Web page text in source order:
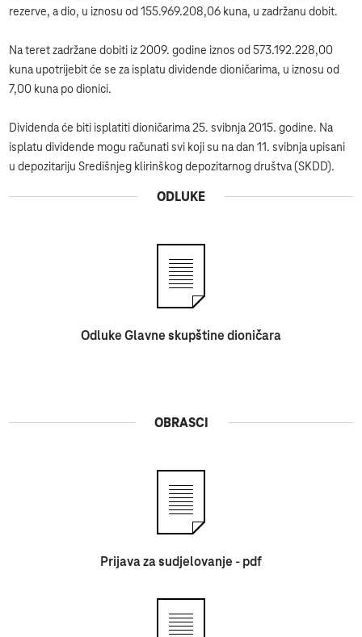
rezerve, a dio, u iznosu od 155.969.208,06 kuna, u zadržanu dobit.
Na teret zadržane dobiti iz 2009. godine iznos od 573.192.228,00
kuna upotrijebit će se za isplatu dividende dioničarima, u iznosu od
7,00 kuna po dionici.
Dividenda će biti isplatiti dioničarima 25. svibnja 2015. godine. Na
isplatu dividende mogu računati svi koji su na dan 11. svibnja upisani
u depozitariju Središnjeg klirinškog depozitarnog društva (SKDD).
ODLUKE
Odluke Glavne skupštine dioničara
OBRASCI
Prijava za sudjelovanje - pdf